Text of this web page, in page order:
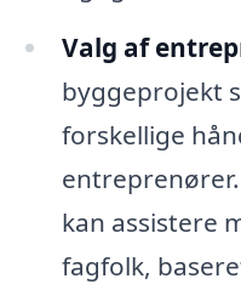
Valg af
byggeprojekt
forskellige
kan assistere
fagfolk,